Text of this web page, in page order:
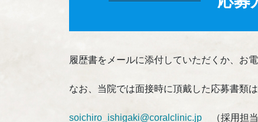
履歴書をメールに添付していただくか、お
なお、当院では面接時に頂戴した応募書類
soichiro_ishigaki@coralclinic.jp （採用担当